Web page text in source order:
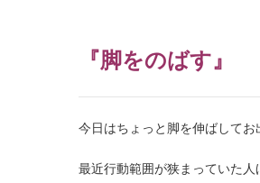
『脚をのばす』
今日はちょっと脚を伸ばして
最近行動範囲が狭まっていた人